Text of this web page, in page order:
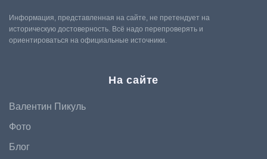
Информация, представленная на сайте, не претендует на
историческую достоверность. Всё надо перепроверять и
ориентироваться на официальные источники.
На сайте
Валентин Пикуль
Фото
Блог